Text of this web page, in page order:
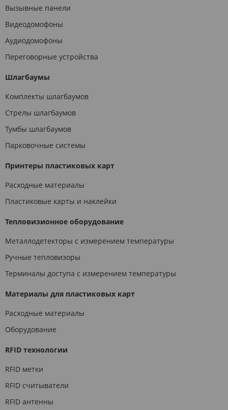
Вызывные панели
Видеодомофоны
Аудиодомофоны
Переговорные устройства
Шлагбаумы
Комплекты шлагбаумов
Стрелы шлагбаумов
Тумбы шлагбаумов
Парковочные системы
Принтеры пластиковых карт
Расходные материалы
Пластиковые карты и наклейки
Тепловизионное оборудование
Металлодетекторы с измерением температуры
Ручные тепловизоры
Терминалы доступа с измерением температуры
Материалы для пластиковых карт
Расходные материалы
Оборудование
RFID технологии
RFID метки
RFID считыватели
RFID антенны